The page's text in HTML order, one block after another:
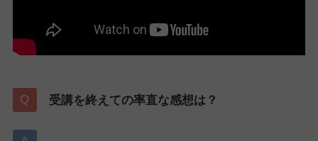
受講を終えての率直な感想は？